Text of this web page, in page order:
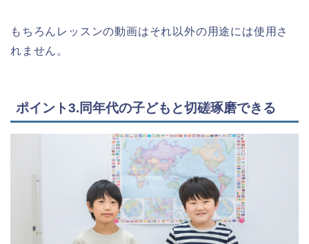
もちろんレッスンの動画はそれ以外の用途には使用さ
れません。
ポイント3.同年代の子どもと切磋琢磨できる